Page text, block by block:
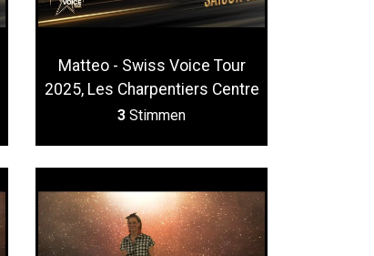
Matteo - Swiss Voice Tour
2025, Les Charpentiers Centre
3 Stimmen